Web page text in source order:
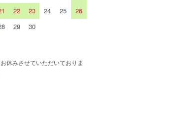
22 23 24 25
26
29 30
休みさせていただいておりま